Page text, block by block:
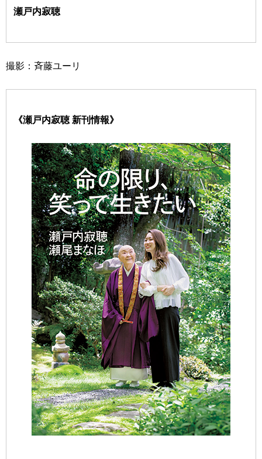
瀬戸内寂聴
撮影：斉藤ユーリ
《瀬戸内寂聴 新刊情報》